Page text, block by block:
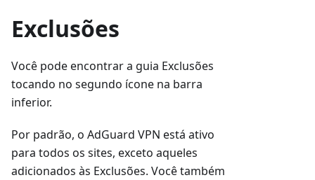
Exclusões
Você pode encontrar a guia Exclusões
tocando no segundo ícone na barra
inferior.
Por padrão, o AdGuard VPN está ativo
para todos os sites, exceto aqueles
adicionados às Exclusões. Você também